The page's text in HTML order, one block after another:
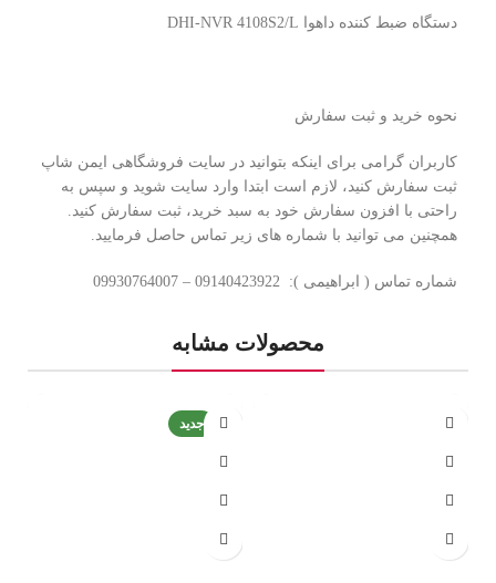
دستگاه ضبط کننده داهوا DHI-NVR 4108S2/L
نحوه خرید و ثبت سفارش
کاربران گرامی برای اینکه بتوانید در سایت فروشگاهی ایمن شاپ
ثبت سفارش کنید، لازم است ابتدا وارد سایت شوید و سپس به
راحتی با افزون سفارش خود به سبد خرید، ثبت سفارش کنید.
همچنین می توانید با شماره های زیر تماس حاصل فرمایید.
شماره تماس ( ابراهیمی ): 09140423922 – 09930764007
محصولات مشابه
جدید